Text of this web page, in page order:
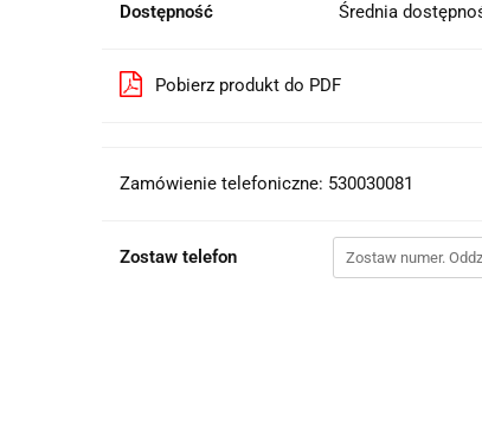
Dostępność Średnia
Pobierz produkt do PDF
Zamówienie telefoniczne: 530030081
Zostaw telefon